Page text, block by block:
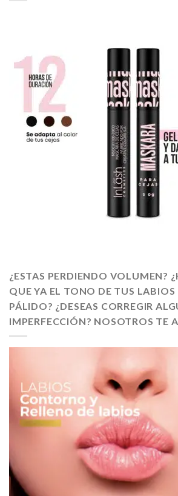
¿ESTAS PERDIENDO VOLUMEN?
QUE YA EL TONO DE TUS LABIOS
PÁLIDO? ¿DESEAS CORREGIR
IMPERFECCIÓN? NOSOTROS TE